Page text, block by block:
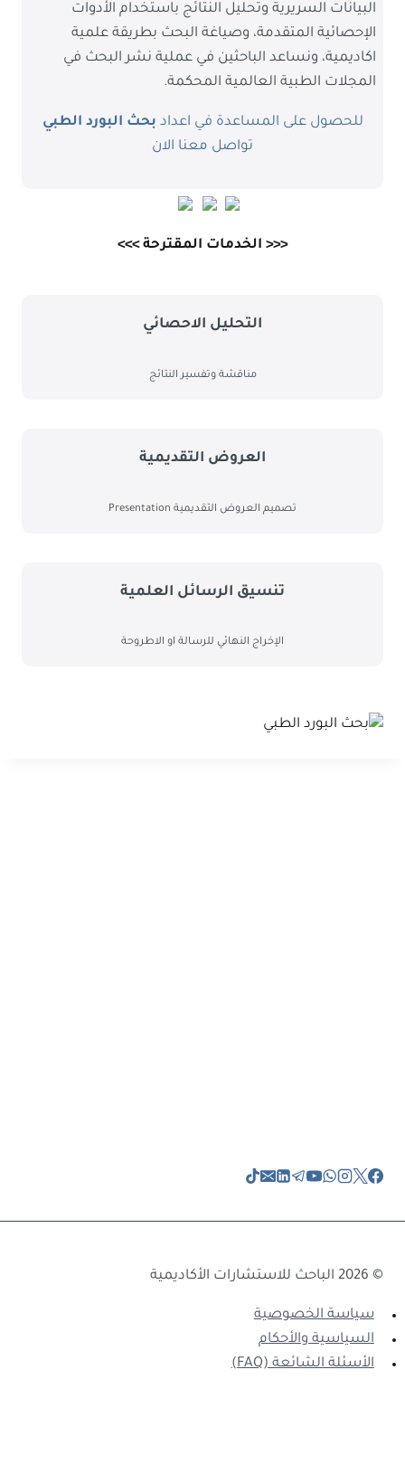
البيانات السريرية وتحليل النتائج باستخدام الأدوات
الإحصائية المتقدمة، وصياغة البحث بطريقة علمية
اكاديمية، ونساعد الباحثين في عملية نشر البحث في
المجلات الطبية العالمية المحكمة.
للحصول على المساعدة في اعداد بحث البورد الطبي
تواصل معنا الان
<<< الخدمات المقترحة >>>
التحليل الاحصائي
مناقشة وتفسير النتائج
اﻟﻌﺮوض اﻟﺘﻘﺪﻳﻤﻴﺔ
ﺗﺼﻤﻴﻢ اﻟﻌﺮوض اﻟﺘﻘﺪﻳﻤﻴﺔ Presentation
ﺗﻨﺴﻴﻖ اﻟﺮﺳﺎﺋﻞ اﻟﻌﻠﻤﻴﺔ
اﻹﺧﺮاج اﻟﻨﻬﺎﺋﻲ ﻟﻠﺮﺳﺎﻟﺔ او اﻻﻃﺮوﺣﺔ
© 2026 الباحث للاستشارات الأكاديمية
سياسة الخصوصية
السياسية والأحكام
الأسئلة الشائعة (FAQ)